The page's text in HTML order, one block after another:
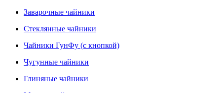
Заварочные чайники
Стеклянные чайники
Чайники ГунФу (с кнопкой)
Чугунные чайники
Глиняные чайники